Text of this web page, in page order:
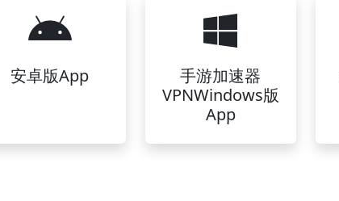
安卓版App
手游加速器
VPNWindows版
App